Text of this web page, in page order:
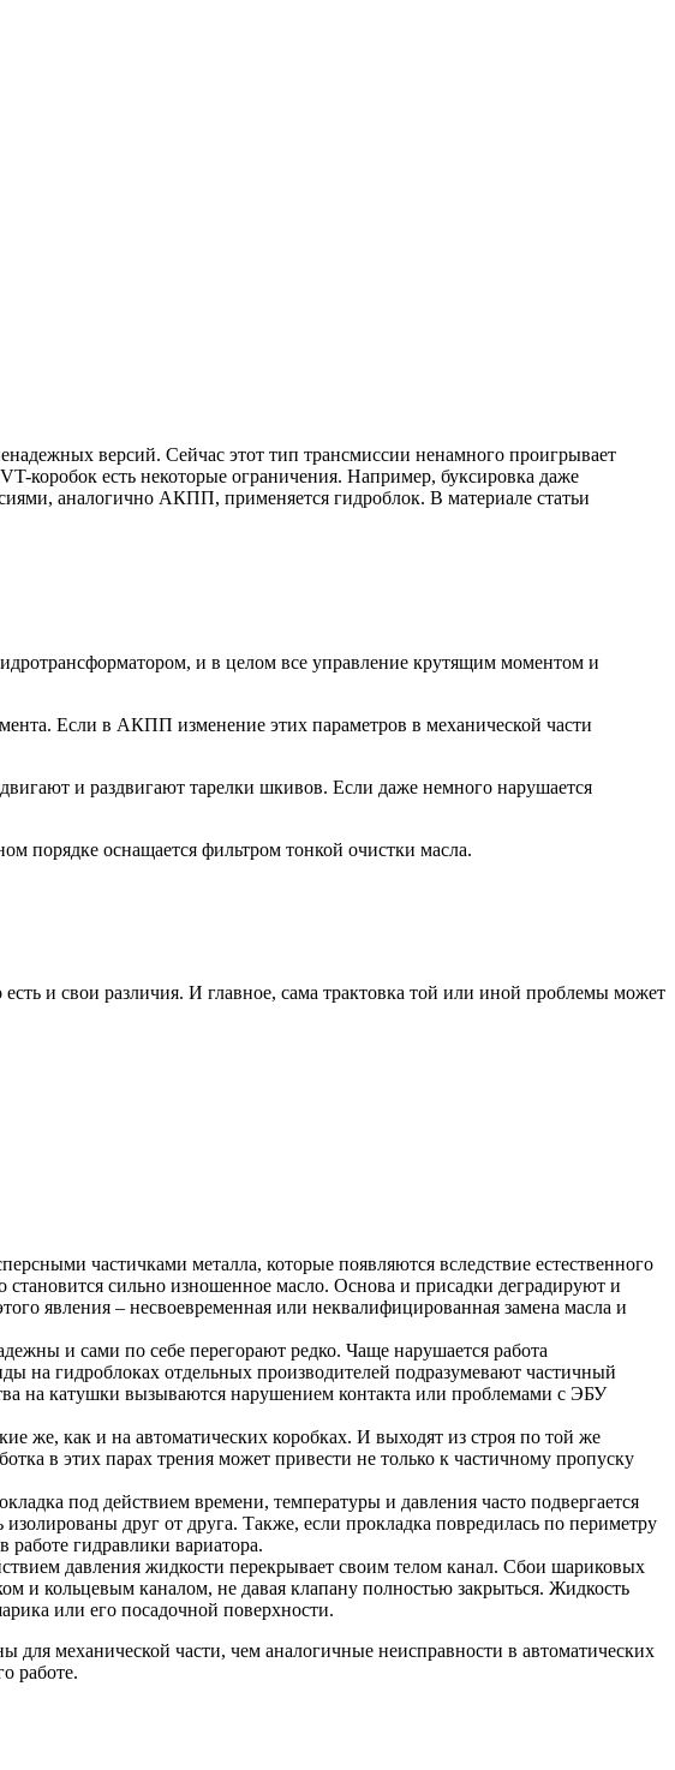
версий. Сейчас этот тип трансмиссии ненамного проигрывает
коробок есть некоторые ограничения. Например, буксировка даже
аналогично АКПП, применяется гидроблок. В материале статьи
и в целом все управление крутящим моментом и
Если в АКПП изменение этих параметров в механической части
и раздвигают тарелки шкивов. Если даже немного нарушается
порядке оснащается фильтром тонкой очистки масла.
и свои различия. И главное, сама трактовка той или иной проблемы может
частичками металла, которые появляются вследствие естественного
сильно изношенное масло. Основа и присадки деградируют и
явления – несвоевременная или неквалифицированная замена масла и
и сами по себе перегорают редко. Чаще нарушается работа
на гидроблоках отдельных производителей подразумевают частичный
на катушки вызываются нарушением контакта или проблемами с ЭБУ
же, как и на автоматических коробках. И выходят из строя по той же
в этих парах трения может привести не только к частичному пропуску
под действием времени, температуры и давления часто подвергается
друг от друга. Также, если прокладка повредилась по периметру
гидравлики вариатора.
давления жидкости перекрывает своим телом канал. Сбои шариковых
и кольцевым каналом, не давая клапану полностью закрыться. Жидкость
или его посадочной поверхности.
механической части, чем аналогичные неисправности в автоматических
работе.